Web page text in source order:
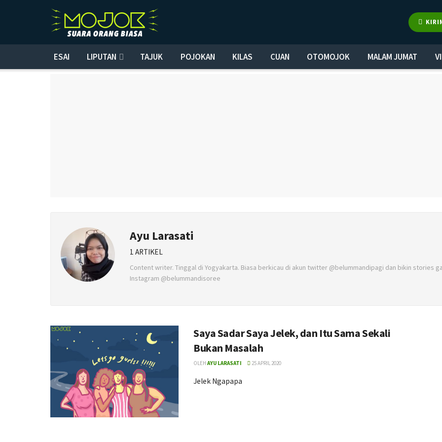
ESAI LIPUTAN TAJUK POJOKAN KILAS CUAN OTOMOJOK MALAM JUMAT
Ayu Larasati
1 ARTIKEL
Content writer. Tinggal di Yogyakarta. Biasa berkicau di akun twitter @belummandipagi dan bikin stories
Instagram @belummandisoree
Saya Sadar Saya Jelek, dan Itu Sama Sekali
Bukan Masalah
OLEH AYU LARASATI 25 APRIL 2020
Jelek Ngapapa